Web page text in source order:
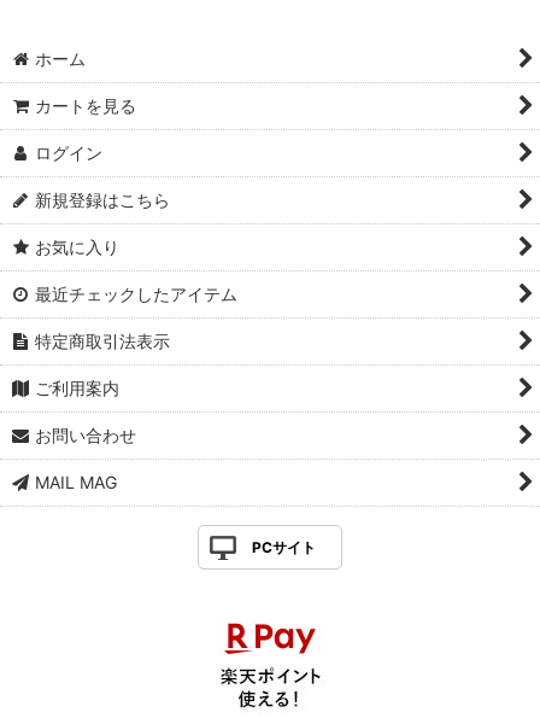
ホーム
カートを見る
ログイン
新規登録はこちら
お気に入り
最近チェックしたアイテム
特定商取引法表示
ご利用案内
お問い合わせ
MAIL MAG
PCサイト